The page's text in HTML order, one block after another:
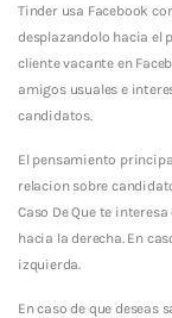
Tinder usa Facebook
desplazandolo hacia el
cliente vacante en
amigos usuales e
candidatos.
El pensamiento
relacion sobre
Caso De Que te
hacia la derecha.En
izquierda.
En caso de que deseas